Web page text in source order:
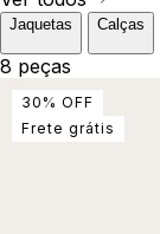
Jaquetas Calças
8 peças
30 % OFF
Frete grátis